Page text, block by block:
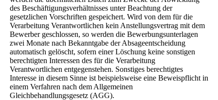
des Beschäftigungsverhältnisses unter Beachtung der
gesetzlichen Vorschriften gespeichert. Wird von dem für die
Verarbeitung Verantwortlichen kein Anstellungsvertrag mit dem
Bewerber geschlossen, so werden die Bewerbungsunterlagen
zwei Monate nach Bekanntgabe der Absageentscheidung
automatisch gelöscht, sofern einer Löschung keine sonstigen
berechtigten Interessen des für die Verarbeitung
Verantwortlichen entgegenstehen. Sonstiges berechtigtes
Interesse in diesem Sinne ist beispielsweise eine Beweispflicht in
einem Verfahren nach dem Allgemeinen
Gleichbehandlungsgesetz (AGG).